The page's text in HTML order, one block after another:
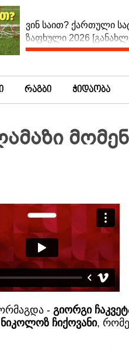
ვინ საით? ქართული
ზაფხული 2026
რაგბი ჭიდაობა
- გიორგი
ნიკოლოზ ჩიქოვანი,